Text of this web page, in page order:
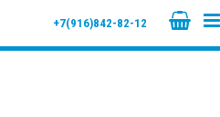
+7(916)842-82-12